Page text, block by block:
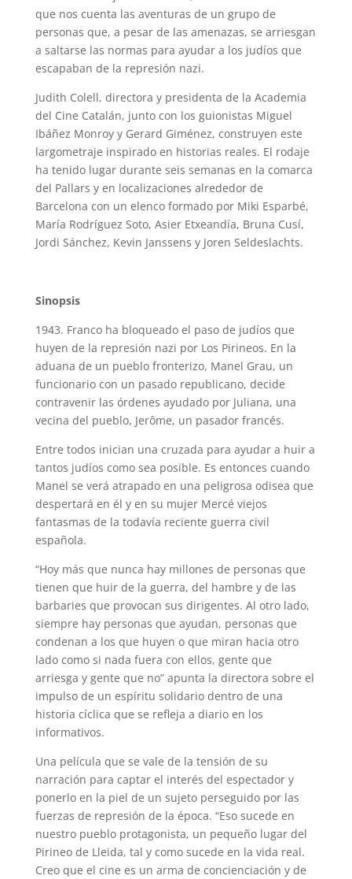
que nos cuenta las aventuras de un grupo de
personas que, a pesar de las amenazas, se arriesgan
a saltarse las normas para ayudar a los judíos que
escapaban de la represión nazi.
Judith Colell, directora y presidenta de la Academia
del Cine Catalán, junto con los guionistas Miguel
Ibáñez Monroy y Gerard Giménez, construyen este
largometraje inspirado en historias reales. El rodaje
ha tenido lugar durante seis semanas en la comarca
del Pallars y en localizaciones alrededor de
Barcelona con un elenco formado por Miki Esparbé,
María Rodríguez Soto, Asier Etxeandía, Bruna Cusí,
Jordi Sánchez, Kevin Janssens y Joren Seldeslachts.
Sinopsis
1943. Franco ha bloqueado el paso de judíos que
huyen de la represión nazi por Los Pirineos. En la
aduana de un pueblo fronterizo, Manel Grau, un
funcionario con un pasado republicano, decide
contravenir las órdenes ayudado por Juliana, una
vecina del pueblo, Jerôme, un pasador francés.
Entre todos inician una cruzada para ayudar a huir a
tantos judíos como sea posible. Es entonces cuando
Manel se verá atrapado en una peligrosa odisea que
despertará en él y en su mujer Mercé viejos
fantasmas de la todavía reciente guerra civil
española.
“Hoy más que nunca hay millones de personas que
tienen que huir de la guerra, del hambre y de las
barbaries que provocan sus dirigentes. Al otro lado,
siempre hay personas que ayudan, personas que
condenan a los que huyen o que miran hacia otro
lado como si nada fuera con ellos, gente que
arriesga y gente que no” apunta la directora sobre el
impulso de un espíritu solidario dentro de una
historia cíclica que se refleja a diario en los
informativos.
Una película que se vale de la tensión de su
narración para captar el interés del espectador y
ponerlo en la piel de un sujeto perseguido por las
fuerzas de represión de la época. “Eso sucede en
nuestro pueblo protagonista, un pequeño lugar del
Pirineo de Lleida, tal y como sucede en la vida real.
Creo que el cine es un arma de concienciación y de